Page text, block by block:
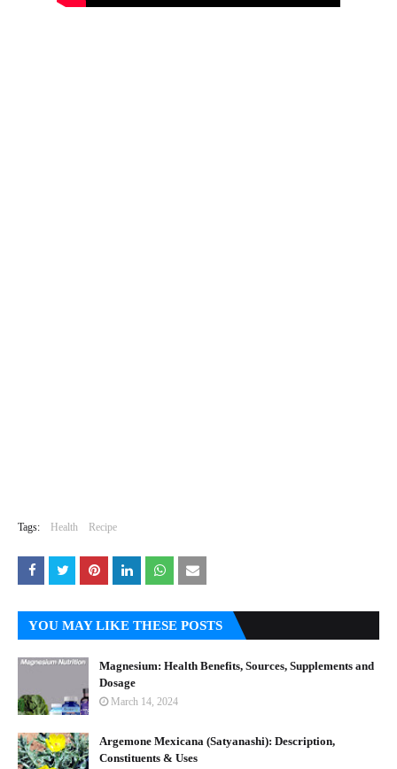
Tags: Health Recipe
YOU MAY LIKE THESE POSTS
Magnesium: Health Benefits, Sources, Supplements and
Dosage
March 14, 2024
Argemone Mexicana (Satyanashi): Description,
Constituents & Uses